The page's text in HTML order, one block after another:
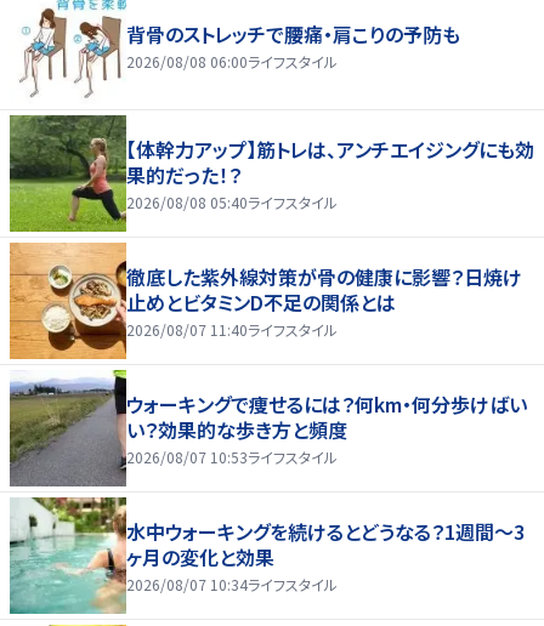
背骨のストレッチで腰痛・肩こりの予防も
2026/08/08 06:00ライフスタイル
【体幹力アップ】筋トレは、アンチエイジングにも効
果的だった！？
2026/08/08 05:40ライフスタイル
徹底した紫外線対策が骨の健康に影響？日焼け
止めとビタミンD不足の関係とは
2026/08/07 11:40ライフスタイル
ウォーキングで痩せるには？何km・何分歩けばい
い？効果的な歩き方と頻度
2026/08/07 10:53ライフスタイル
水中ウォーキングを続けるとどうなる？1週間～3
ヶ月の変化と効果
2026/08/07 10:34ライフスタイル